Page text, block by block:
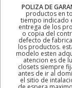
POLIZA DE
productos en
tiempo indicado
entrega de los
o copia del
defecto de
los productos.
modelo esten
atencion es de
closets siempre
antes de ir al
el sitio de